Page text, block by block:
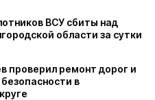
ВСУ сбиты над
области за сутки
проверил ремонт дорог и
в